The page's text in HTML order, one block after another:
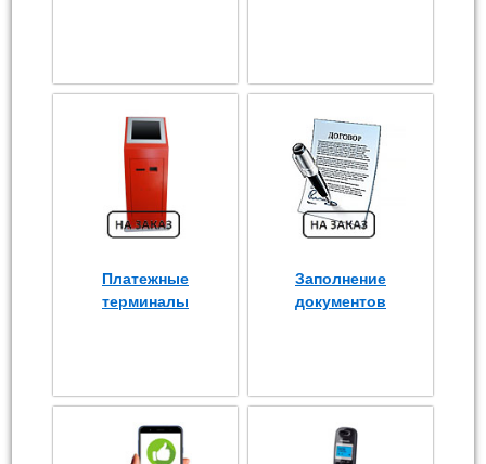
Платежные
терминалы
Заполнение
документов